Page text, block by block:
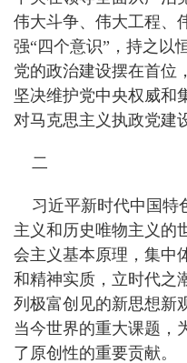
伟大斗争、伟大工程、
强“四个意识”，持之以
党的政治建设摆在首位
坚决维护党中央权威和
对马克思主义执政党建
二
习近平新时代中国特
主义和历史唯物主义的
会主义基本原理，集中
和精神实质，立时代之
列极富创见的新思想新
当今世界的重大课题，
了原创性的重要贡献。